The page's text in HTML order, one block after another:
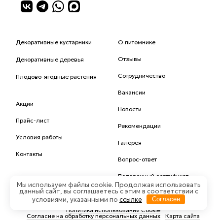
Декоративные кустарники
Декоративные деревья
Плодово-ягодные растения
Акции
Прайс-лист
Условия работы
Контакты
О питомнике
Отзывы
Сотрудничество
Вакансии
Новости
Рекомендации
Галерея
Вопрос-ответ
Подарочный сертификат
Политика конфиденциальности
Политика использования Cookie
Согласие на обработку персональных данных
Карта сайта
Мы используем файлы cookie. Продолжая использовать
данный сайт, вы соглашаетесь с этим в соответствии с
условиями, указанными по ссылке Согласен